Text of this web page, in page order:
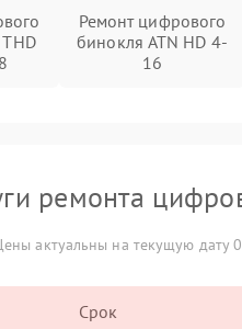
Ремонт цифрового
бинокля ATN HD 4-
16
ремонта
актуальны на текущую дату
Срок